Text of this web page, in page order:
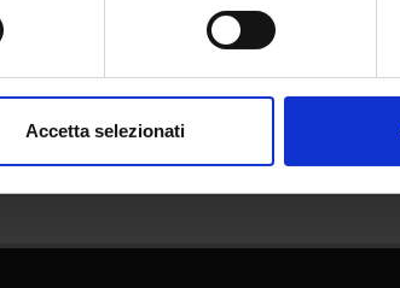
dalla Dichiarazione sui cookie.
Accetta selezionati